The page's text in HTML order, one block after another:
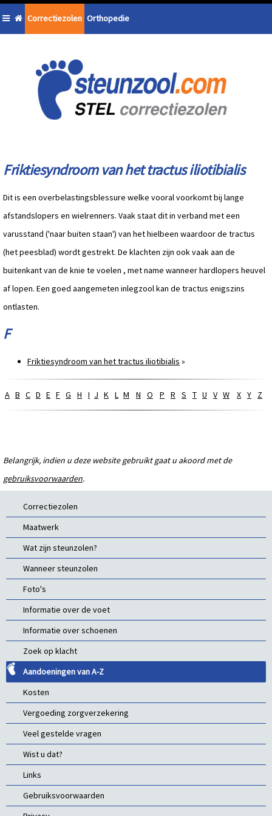
Correctiezolen Orthopedie
Friktiesyndroom van het tractus iliotibialis
Dit is een overbelastingsblessure welke vooral voorkomt bij lange
afstandslopers en wielrenners. Vaak staat dit in verband met een
varusstand ('naar buiten staan') van het hielbeen waardoor de tractus
(het peesblad) wordt gestrekt. De klachten zijn ook vaak aan de
buitenkant van de knie te voelen , met name wanneer hardlopers heuvel
af lopen. Een goed aangemeten inlegzool kan de tractus enigszins
ontlasten.
F
Friktiesyndroom van het tractus iliotibialis »
A B C D E F G H I J K L M N O P R S T U V W X Y Z
Belangrijk, indien u deze website gebruikt gaat u akoord met de
gebruiksvoorwaarden.
Correctiezolen
Maatwerk
Wat zijn steunzolen?
Wanneer steunzolen
Foto's
Informatie over de voet
Informatie over schoenen
Zoek op klacht
Aandoeningen van A-Z
Kosten
Vergoeding zorgverzekering
Veel gestelde vragen
Wist u dat?
Links
Gebruiksvoorwaarden